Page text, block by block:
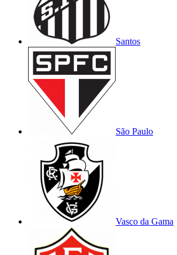
Santos
São Paulo
Vasco da Gama